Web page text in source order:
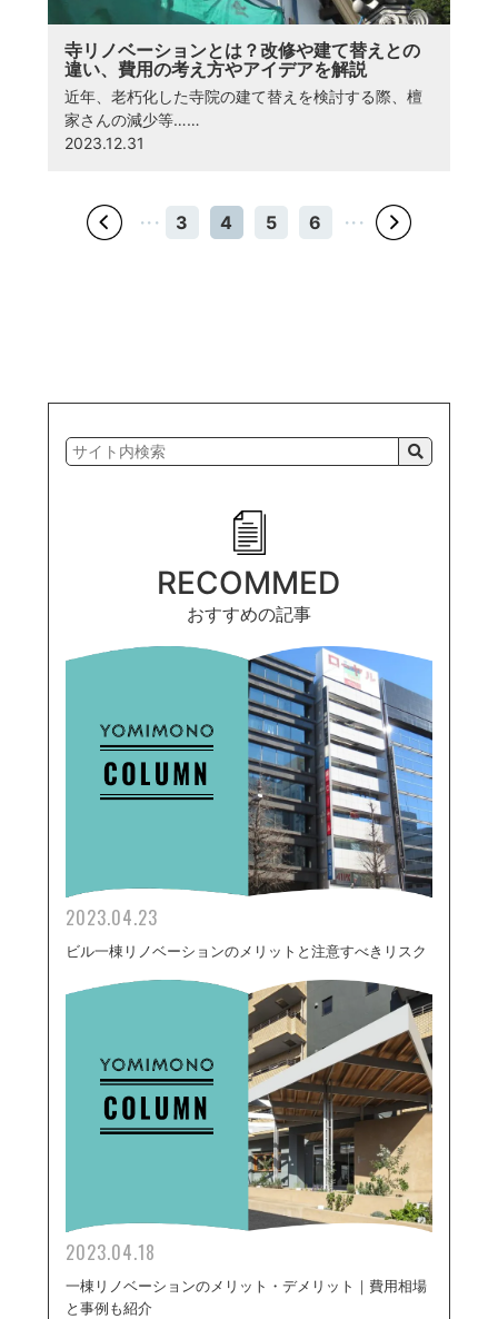
寺リノベーションとは？改修や建て替えとの
違い、費用の考え方やアイデアを解説
近年、老朽化した寺院の建て替えを検討する際、檀
家さんの減少等……
2023.12.31
・・・ 3 4 5 6 ・・・
RECOMMED
おすすめの記事
2023.04.23
ビル一棟リノベーションのメリットと注意すべきリスク
2023.04.18
一棟リノベーションのメリット・デメリット｜費用相場
と事例も紹介